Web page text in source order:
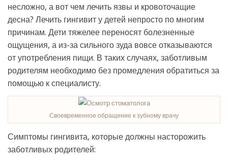
несложно, а вот чем лечить язвы и кровоточащие
десна? Лечить гингивит у детей непросто по многим
причинам. Дети тяжелее переносят болезненные
ощущения, а из-за сильного зуда вовсе отказываются
от употребления пищи. В таких случаях, заботливым
родителям необходимо без промедления обратиться за
помощью к специалисту.
Своевременное обращение к зубному врачу
Симптомы гингивита, которые должны насторожить
заботливых родителей: